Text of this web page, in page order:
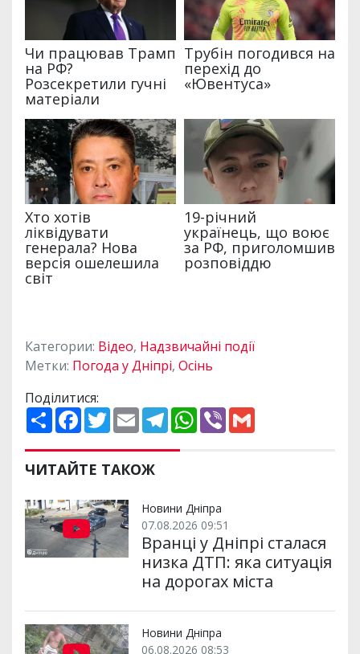
Категории: Відео, Надзвичайні події
Метки: Погода у Дніпрі, Осінь
Поділитися:
П
о
ш
и
р
и
и
F
a
c
e
b
o
k
T
w
t
t
e
E
m
a
i
l
T
e
e
m
W
h
a
p
V
b
ЧИТАЙТЕ ТАКОЖ
Новини Дніпра
07.08.2026 09:51
Вранці у Дніпрі сталася
низка ДТП: яка ситуація
на дорогах міста
Новини Дніпра
06.08.2026 08:53